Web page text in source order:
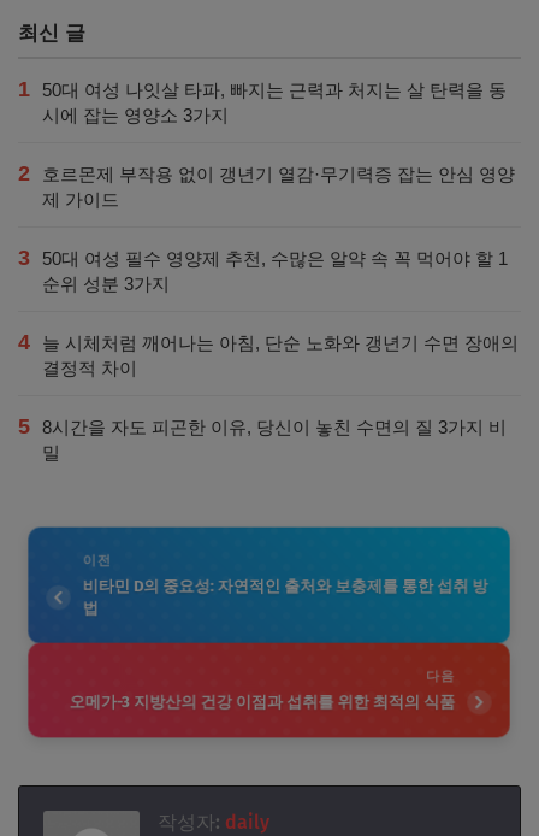
최신 글
1
50대 여성 나잇살 타파, 빠지는 근력과 처지는 살 탄력을 동
시에 잡는 영양소 3가지
2
호르몬제 부작용 없이 갱년기 열감·무기력증 잡는 안심 영양
제 가이드
3
50대 여성 필수 영양제 추천, 수많은 알약 속 꼭 먹어야 할 1
순위 성분 3가지
4
늘 시체처럼 깨어나는 아침, 단순 노화와 갱년기 수면 장애의
결정적 차이
5 8시간을 자도 피곤한 이유, 당신이 놓친 수면의 질 3가지 비
밀
이전
비타민 D의 중요성: 자연적인 출처와 보충제를 통한 섭취 방
법
다음
오메가-3 지방산의 건강 이점과 섭취를 위한 최적의 식품
작성자: daily